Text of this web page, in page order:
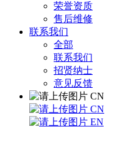
荣誉资质
售后维修
联系我们
全部
联系我们
招贤纳士
意见反馈
CN
CN
EN